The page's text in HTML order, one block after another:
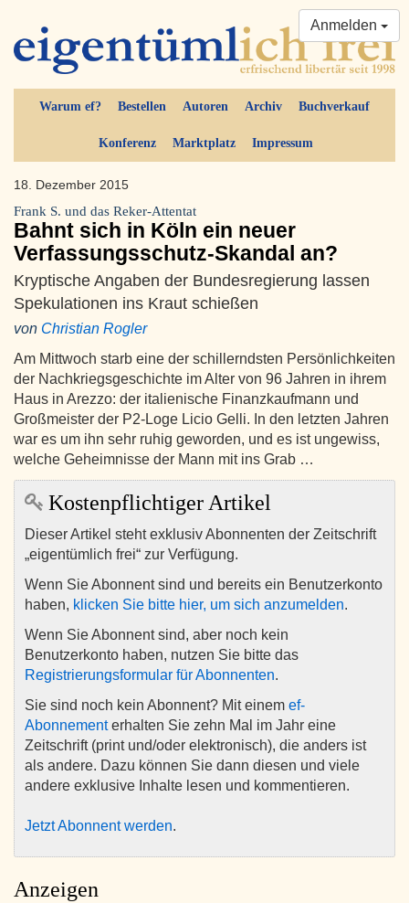
Warum ef? Bestellen Autoren Archiv Buchverkauf
Konferenz Marktplatz Impressum
Anmelden
18. Dezember 2015
Frank S. und das Reker-Attentat
Bahnt sich in Köln ein neuer
Verfassungsschutz-Skandal an?
Kryptische Angaben der Bundesregierung lassen
Spekulationen ins Kraut schießen
von Christian Rogler
Am Mittwoch starb eine der schillerndsten Persönlichkeiten
der Nachkriegsgeschichte im Alter von 96 Jahren in ihrem
Haus in Arezzo: der italienische Finanzkaufmann und
Großmeister der P2-Loge Licio Gelli. In den letzten Jahren
war es um ihn sehr ruhig geworden, und es ist ungewiss,
welche Geheimnisse der Mann mit ins Grab …
Kostenpflichtiger Artikel
Dieser Artikel steht exklusiv Abonnenten der Zeitschrift
„eigentümlich frei“ zur Verfügung.
Wenn Sie Abonnent sind und bereits ein Benutzerkonto
haben, klicken Sie bitte hier, um sich anzumelden.
Wenn Sie Abonnent sind, aber noch kein
Benutzerkonto haben, nutzen Sie bitte das
Registrierungsformular für Abonnenten.
Sie sind noch kein Abonnent? Mit einem ef-
Abonnementerhalten Sie zehn Mal im Jahr eine
Zeitschrift (print und/oder elektronisch), die anders ist
als andere. Dazu können Sie dann diesen und viele
andere exklusive Inhalte lesen und kommentieren.
Jetzt Abonnent werden.
Anzeigen